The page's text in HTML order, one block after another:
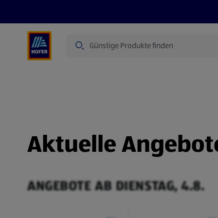
Aktuelle
ANGEBOTE AB DIENSTAG, 4.8.